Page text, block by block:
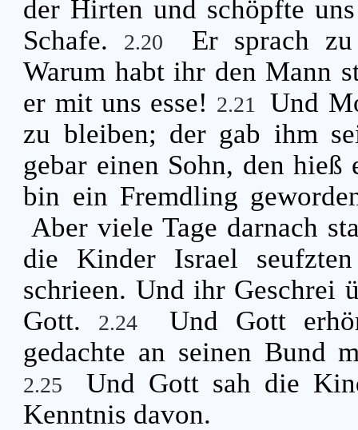
der Hirten und schöpfte
Schafe.
2.20
Er sprach
Warum habt ihr den Mann
er mit uns esse! 2.21
Und
zu bleiben; der gab ihm
gebar einen Sohn, den
bin ein Fremdling
Aber viele Tage darnach
die Kinder Israel
schrieen. Und ihr Geschrei
Gott.
2.24
Und Gott
gedachte an seinen Bund
2.25
Und Gott sah die
Kenntnis davon.